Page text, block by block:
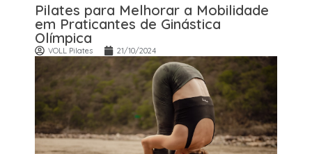
Pilates para Melhorar a Mobilidade
em Praticantes de Ginástica
Olímpica
VOLL Pilates 21/10/2024